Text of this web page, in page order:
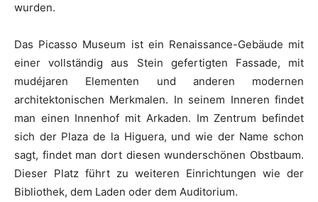
wurden.
Das Picasso Museum ist ein Renaissance-Gebäude mit
einer vollständig aus Stein gefertigten Fassade, mit
mudéjaren Elementen und anderen modernen
architektonischen Merkmalen. In seinem Inneren findet
man einen Innenhof mit Arkaden. Im Zentrum befindet
sich der Plaza de la Higuera, und wie der Name schon
sagt, findet man dort diesen wunderschönen Obstbaum.
Dieser Platz führt zu weiteren Einrichtungen wie der
Bibliothek, dem Laden oder dem Auditorium.